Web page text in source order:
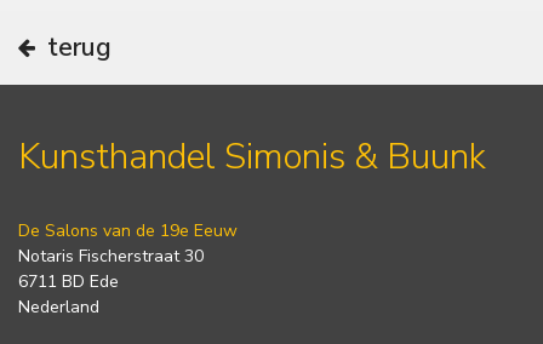
terug
Kunsthandel Simonis & Buunk
De Salons van de 19e Eeuw
Notaris Fischerstraat 30
6711 BD Ede
Nederland